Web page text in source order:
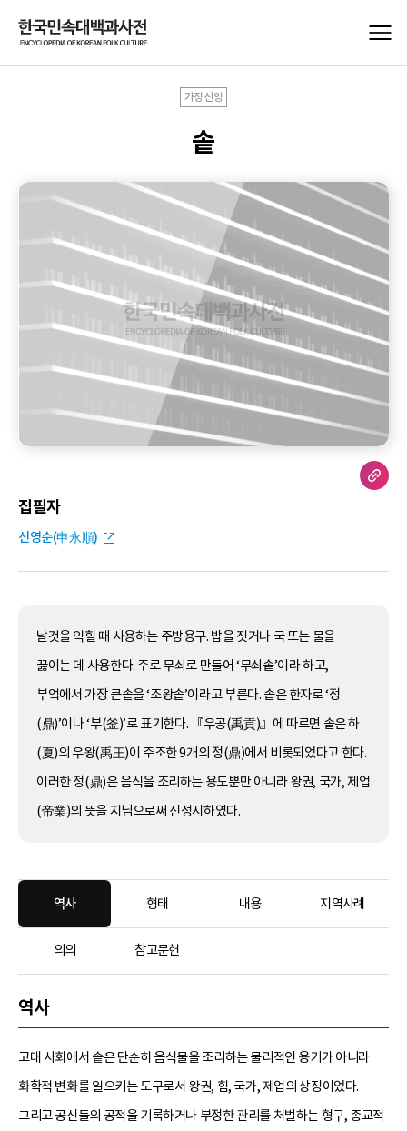
가정신앙
솥
집필자
신영순(申永順)
날것을 익힐 때 사용하는 주방용구. 밥을 짓거나 국 또는 물을
끓이는 데 사용한다. 주로 무쇠로 만들어 ‘무쇠솥’이라 하고,
부엌에서 가장 큰솥을 ‘조왕솥’이라고 부른다. 솥은 한자로 ‘정
(鼎)’이나 ‘부(釜)’로 표기한다. 『우공(禹貢)』에 따르면 솥은 하
(夏)의 우왕(禹王)이 주조한 9개의 정(鼎)에서 비롯되었다고 한다.
이러한 정(鼎)은 음식을 조리하는 용도뿐만 아니라 왕권, 국가, 제업
(帝業)의 뜻을 지님으로써 신성시하였다.
역사 형태 내용 지역사례
의의 참고문헌
역사
고대 사회에서 솥은 단순히 음식물을 조리하는 물리적인 용기가 아니라
화학적 변화를 일으키는 도구로서 왕권, 힘, 국가, 제업의 상징이었다.
그리고 공신들의 공적을 기록하거나 부정한 관리를 처벌하는 형구, 종교적